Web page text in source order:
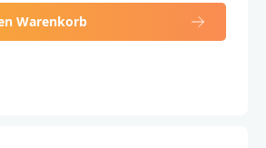
Warenkorb